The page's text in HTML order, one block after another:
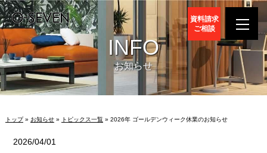
資料請求
ご相談
INFO
お知らせ
トップ» お知らせ» トピックス一覧» 2026年 ゴールデンウィーク休業のお知らせ
2026/04/01